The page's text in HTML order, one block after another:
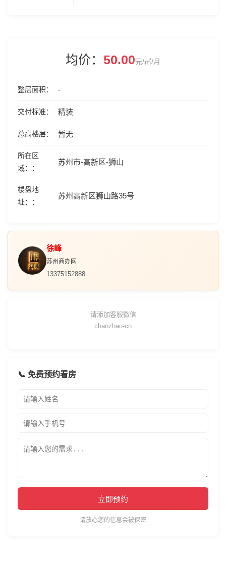
均价： 50.00元/㎡/月
整层面积 -
交付标准 精装
总高楼层 暂无
所在区
域：
苏州市-高新区-狮山
楼盘地
址：
苏州高新区狮山路35号
徐峰
苏州商办网
13375152888
请添加客服微信
chanzhao-cn
📞 免费预约看房
立即预约
请放心您的信息会被保密